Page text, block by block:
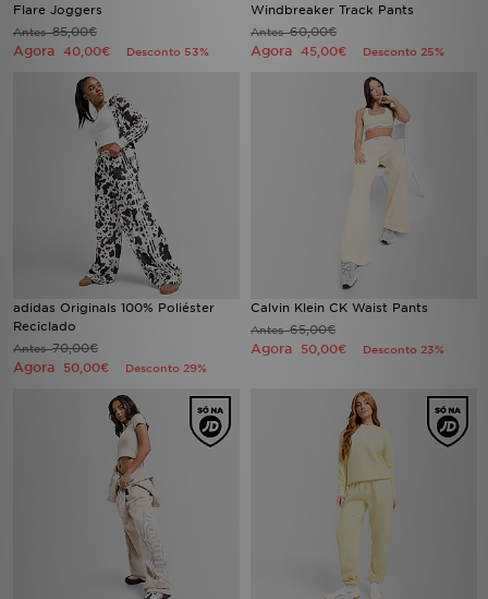
Flare Joggers
Antes85,00€
Agora 40,00€ Desconto 53%
Windbreaker Track Pants
Antes60,00€
Agora 45,00€ Desconto 25%
adidas Originals 100% Poliéster
Reciclado
Antes70,00€
Agora 50,00€ Desconto 29%
Calvin Klein CK Waist Pants
Antes65,00€
Agora 50,00€ Desconto 23%